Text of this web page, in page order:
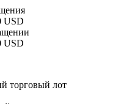
акция привилегированная
USD